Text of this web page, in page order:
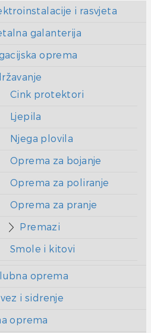
i rasvjeta
galanterija
oprema
Cink protektori
Ljepila
Njega plovila
Oprema za bojanje
Oprema za poliranje
Oprema za pranje
Premazi
Smole i kitovi
oprema
i sidrenje
oprema